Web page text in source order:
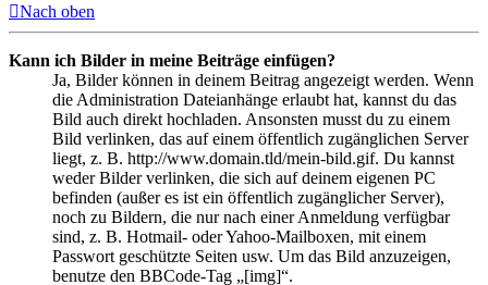
Nach oben
Kann ich Bilder in meine Beiträge einfügen?
Ja, Bilder können in deinem Beitrag angezeigt werden. Wenn
die Administration Dateianhänge erlaubt hat, kannst du das
Bild auch direkt hochladen. Ansonsten musst du zu einem
Bild verlinken, das auf einem öffentlich zugänglichen Server
liegt, z. B. http://www.domain.tld/mein-bild.gif. Du kannst
weder Bilder verlinken, die sich auf deinem eigenen PC
befinden (außer es ist ein öffentlich zugänglicher Server),
noch zu Bildern, die nur nach einer Anmeldung verfügbar
sind, z. B. Hotmail- oder Yahoo-Mailboxen, mit einem
Passwort geschützte Seiten usw. Um das Bild anzuzeigen,
benutze den BBCode-Tag „[img]“.